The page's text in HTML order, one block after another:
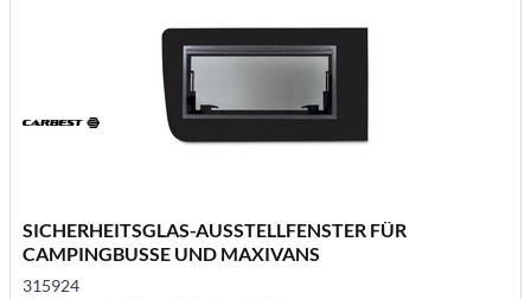
SICHERHEITSGLAS-AUSSTELLFENSTER FÜR
CAMPINGBUSSE UND MAXIVANS
315924